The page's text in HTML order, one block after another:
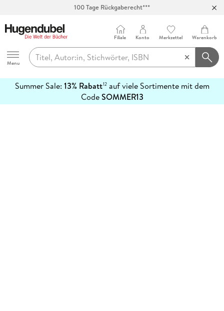
100 Tage Rückgaberecht***
Hugendubel
Menu
Filiale Konto Merkzettel Warenkorb
Summer Sale: 13% Rabatt12auf viele Sortimente mit dem
CodeSOMMER13
erfahren